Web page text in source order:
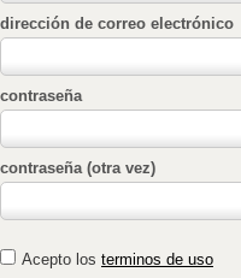
dirección de correo electrónico
contraseña
contraseña (otra vez)
Acepto los terminos de uso